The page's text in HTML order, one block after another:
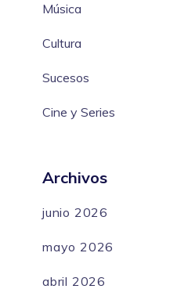
Música
Cultura
Sucesos
Cine y Series
Archivos
junio 2026
mayo 2026
abril 2026